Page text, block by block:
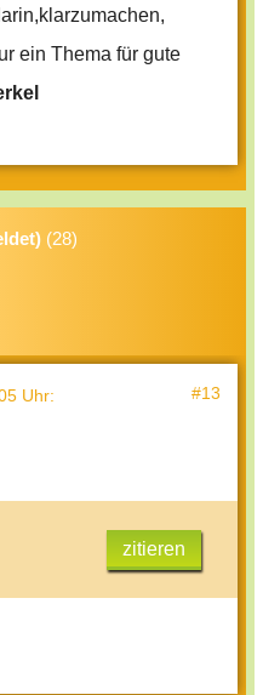
ein Thema für gute
(28)
Uhr: #13
zitieren